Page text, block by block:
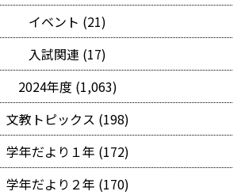
イベント (21)
入試関連 (17)
2024年度 (1,063)
文教トピックス (198)
学年だより１年 (172)
学年だより２年 (170)